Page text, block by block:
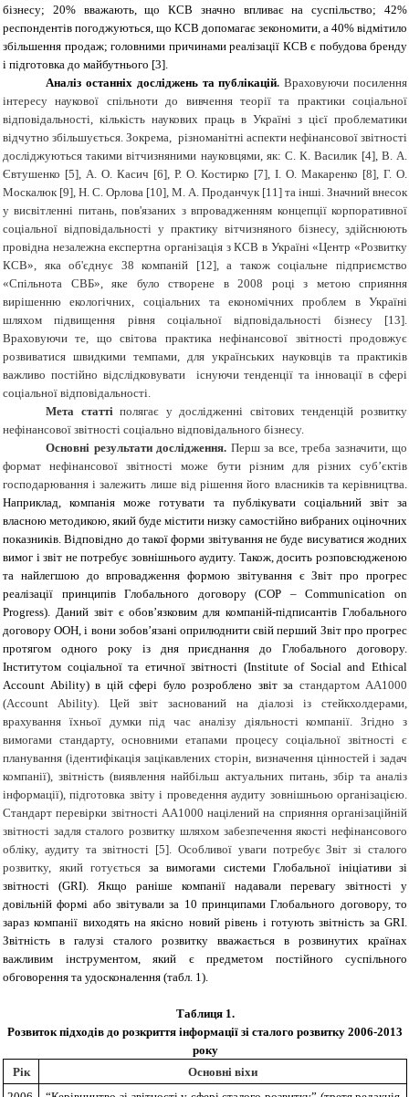
бізнесу; 20% вважають, що КСВ значно впливає на суспільство; 42%
респондентів погоджуються, що КСВ допомагає зекономити, а 40% відмітило
збільшення продаж; головними причинами реалізації КСВ є побудова бренду
і підготовка до майбутнього [3].
Аналіз останніх досліджень та публікацій.Враховуючи посилення
інтересу наукової спільноти до вивчення теорії та практики соціальної
відповідальності, кількість наукових праць в Україні з цієї проблематики
відчутно збільшується. Зокрема, різноманітні аспекти нефінансової звітності
досліджуються такими вітчизняними науковцями, як: С. К. Василик [4], В. А.
Євтушенко [5], А. О. Касич [6], Р. О. Костирко [7], І. О. Макаренко [8], Г. О.
Москалюк [9], Н. С. Орлова [10], М. А. Проданчук [11] та інші. Значний внесок
у висвітленні питань, пов'язаних з впровадженням концепції корпоративної
соціальної відповідальності у практику вітчизняного бізнесу, здійснюють
провідна незалежна експертна організація з КСВ в Україні «Центр «Розвитку
КСВ», яка об'єднує 38 компаній [12], а також соціальне підприємство
«Спільнота СВБ», яке було створене в 2008 році з метою сприяння
вирішенню екологічних, соціальних та економічних проблем в Україні
шляхом підвищення рівня соціальної відповідальності бізнесу [13].
Враховуючи те, що світова практика нефінансової звітності продовжує
розвиватися швидкими темпами, для українських науковців та практиків
важливо постійно відслідковувати існуючи тенденції та інновації в сфері
соціальної відповідальності.
Мета статтіполягає у дослідженні світових тенденцій розвитку
нефінансової звітності соціально відповідального бізнесу.
Основні результати дослідження. Перш за все, треба зазначити, що
формат нефінансової звітності може бути різним для різних суб’єктів
господарювання і залежить лише від рішення його власників та керівництва.
Наприклад, компанія може готувати та публікувати соціальний звіт за
власною методикою, який буде містити низку самостійно вибраних оціночних
показників. Відповідно до такої форми звітування не буде висуватися жодних
вимог і звіт не потребує зовнішнього аудиту. Також, досить розповсюдженою
та найлегшою до впровадження формою звітування є Звіт про прогрес
реалізації принципів Глобального договору (СОР – Communication on
Progress). Даний звіт є обов’язковим для компаній-підписантів Глобального
договору ООН, і вони зобов’язані оприлюднити свій перший Звіт про прогрес
протягом одного року із дня приєднання до Глобального договору.
Інститутом соціальної та етичної звітності (Institute of Social and Ethical
Account Ability) в цій сфері було розроблено звіт за стандартом АА1000
(Account Ability). Цей звіт заснований на діалозі із стейкхолдерами,
врахування їхньої думки під час аналізу діяльності компанії. Згідно з
вимогами стандарту, основними етапами процесу соціальної звітності є
планування (ідентифікація зацікавлених сторін, визначення цінностей і задач
компанії), звітність (виявлення найбільш актуальних питань, збір та аналіз
інформації), підготовка звіту і проведення аудиту зовнішньою організацією.
Стандарт перевірки звітності AA1000 націлений на сприяння організаційній
звітності задля сталого розвитку шляхом забезпечення якості нефінансового
обліку, аудиту та звітності [5]. Особливої уваги потребує Звіт зі сталого
розвитку, який готується за вимогами системиГлобальної ініціативи зі
звітності (GRI). Якщо раніше компанії надавали перевагу звітності у
довільній формі або звітували за 10 принципами Глобального договору, то
зараз компанії виходять на якісно новий рівень і готують звітність за GRI.
Звітність в галузі сталого розвитку вважається в розвинутих країнах
важливим інструментом, який є предметом постійного суспільного
обговорення та удосконалення (табл. 1).
Таблиця 1.
Розвиток підходів до розкриття інформації зі сталого розвитку 2006-2013
року
Рік
Основні віхи